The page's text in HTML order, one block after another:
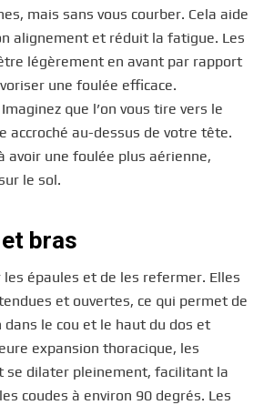
mais sans vous courber. Cela aide
alignement et réduit la fatigue. Les
légèrement en avant par rapport
une foulée efficace.
que l’on vous tire vers le
accroché au-dessus de votre tête.
avoir une foulée plus aérienne,
le sol.
bras
les épaules et de les refermer. Elles
et ouvertes, ce qui permet de
le cou et le haut du dos et
expansion thoracique, les
se dilater pleinement, facilitant la
coudes à environ 90 degrés. Les